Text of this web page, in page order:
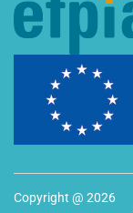
Copyright @ 2026